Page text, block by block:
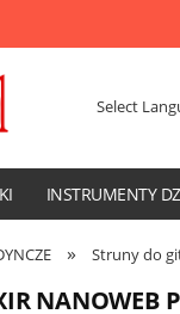
INSTRUMENTY
KOLUMNY
» Struny do
Select
NANOWEB